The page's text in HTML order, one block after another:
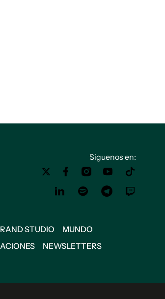
Siguenos en:
STUDIO
MUNDO
NEWSLETTERS